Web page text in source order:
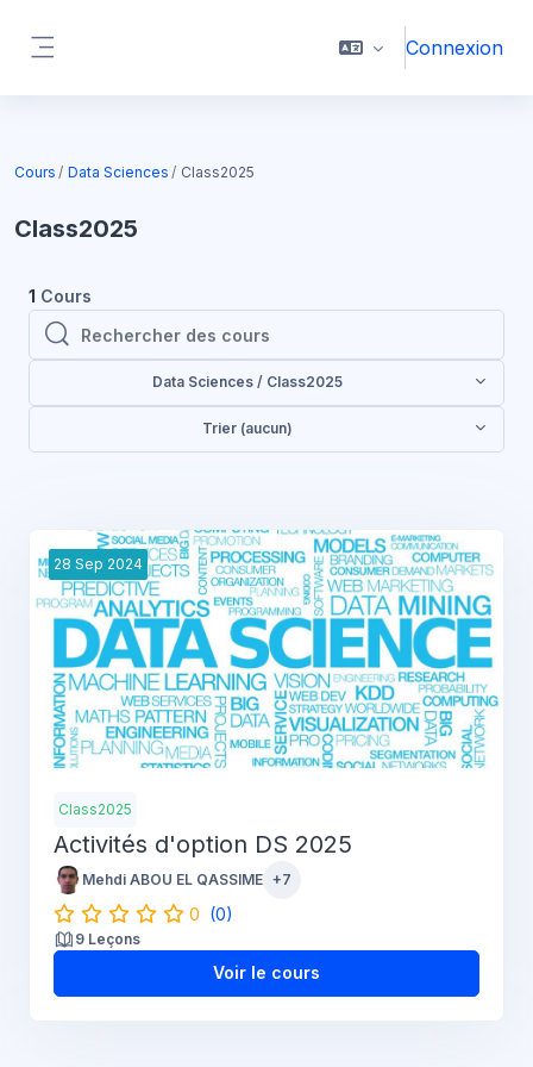
Connexion
Cours Data Sciences Class2025
Class2025
1 Cours
Rechercher des cours
Rechercher des cours
Data Sciences / Class2025
Trier (aucun)
28 Sep 2024
Class2025
Activités d'option DS 2025
Mehdi ABOU EL QASSIME +7
0 (0)
9 Leçons
Voir le cours